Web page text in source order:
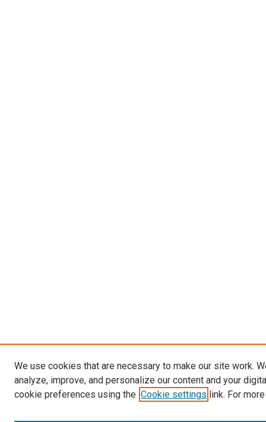
We use cookies that are necessary to make our site work.
analyze, improve, and personalize our content and your
cookie preferences using the Cookie settings link. For